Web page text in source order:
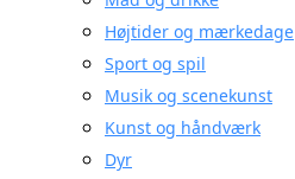
Højtider og mærkedage
Sport og spil
Musik og scenekunst
Kunst og håndværk
Dyr